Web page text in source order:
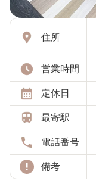
住所
営業時間
定休日
最寄駅
電話番号
備考